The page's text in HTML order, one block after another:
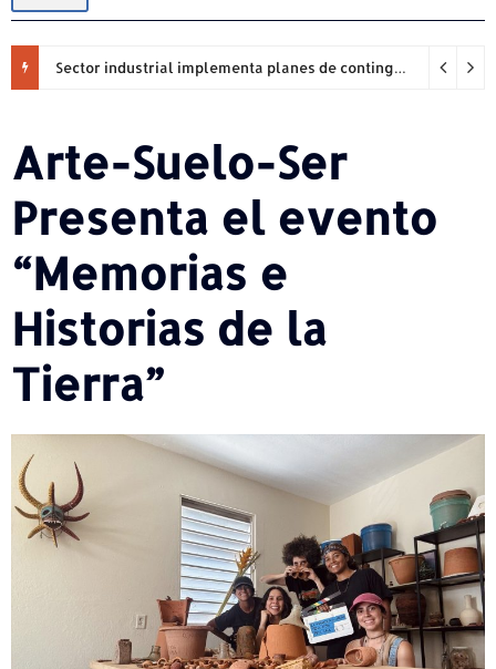
Sector industrial implementa planes de contingencia ante racionamiento de agua y hace un llamado a la eficiencia infraestructural
Arte-Suelo-Ser
Presenta el evento
“Memorias e
Historias de la
Tierra”